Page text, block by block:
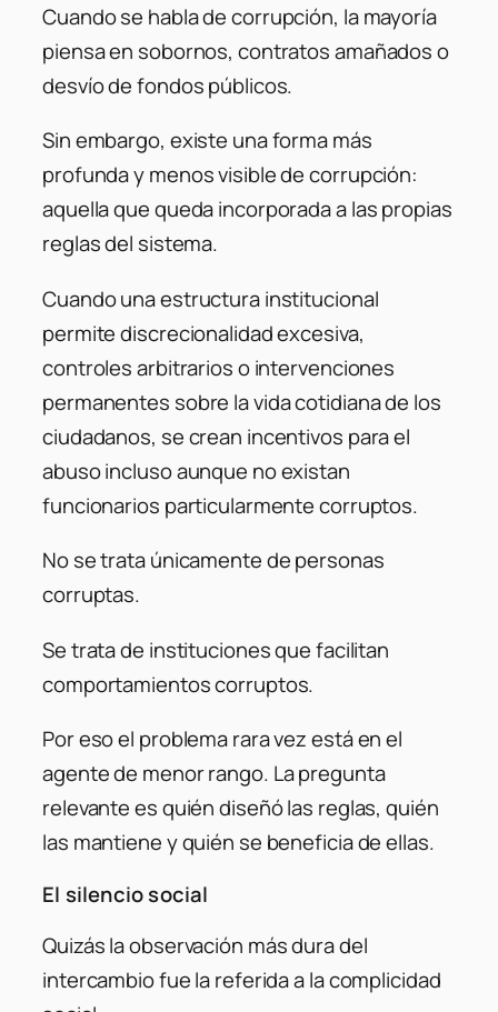
Cuando se habla de corrupción, la mayoría
piensa en sobornos, contratos amañados o
desvío de fondos públicos.
Sin embargo, existe una forma más
profunda y menos visible de corrupción:
aquella que queda incorporada a las propias
reglas del sistema.
Cuando una estructura institucional
permite discrecionalidad excesiva,
controles arbitrarios o intervenciones
permanentes sobre la vida cotidiana de los
ciudadanos, se crean incentivos para el
abuso incluso aunque no existan
funcionarios particularmente corruptos.
No se trata únicamente de personas
corruptas.
Se trata de instituciones que facilitan
comportamientos corruptos.
Por eso el problema rara vez está en el
agente de menor rango. La pregunta
relevante es quién diseñó las reglas, quién
las mantiene y quién se beneficia de ellas.
El silencio social
Quizás la observación más dura del
intercambio fue la referida a la complicidad